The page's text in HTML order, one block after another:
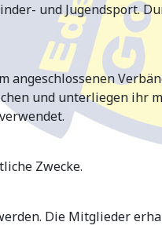
und Jugendsport.
angeschlossenen
und unterliegen ihr
Zwecke.
Die Mitglieder